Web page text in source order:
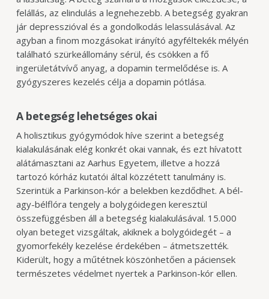
felállás, az elindulás a legnehezebb. A betegség gyakran
jár depresszióval és a gondolkodás lelassulásával. Az
agyban a finom mozgásokat irányító agyféltekék mélyén
található szürkeállománysérül, és csökken a fő
ingerületátvívő anyag, a dopamin termelődése is. A
gyógyszeres kezelés célja a dopamin pótlása.
A betegség lehetséges okai
A holisztikus gyógymódok híve szerint a betegség
kialakulásának elég konkrét okai vannak, és ezt hívatott
alátámasztani az Aarhus Egyetem, illetve a hozzá
tartozó kórház kutatói által közzétett tanulmány is.
Szerintük a Parkinson-kór a belekben kezdődhet. A bél-
agy-bélflóra tengely a bolygóidegen keresztül
összefüggésben áll a betegség kialakulásával. 15.000
olyan beteget vizsgáltak, akiknek a bolygóidegét – a
gyomorfekély kezelése érdekében – átmetszették.
Kiderült, hogy a műtétnek köszönhetően a páciensek
természetes védelmet nyertek a Parkinson-kór ellen.